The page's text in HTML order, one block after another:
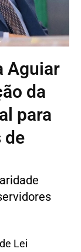
Aguiar
da
para
de
Lei